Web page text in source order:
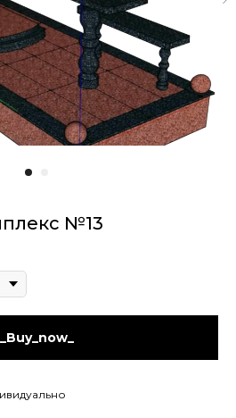
№13
_Buy_now_